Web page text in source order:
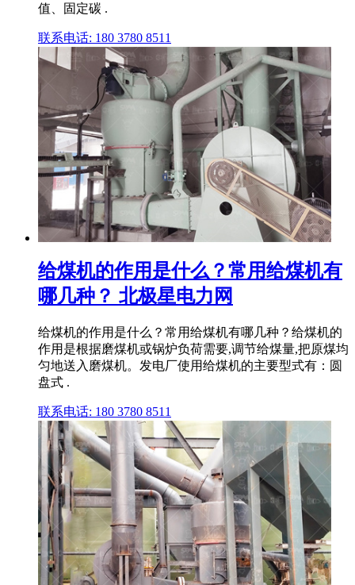
值、固定碳 .
联系电话: 180 3780 8511
给煤机的作用是什么？常用给煤机有
哪几种？ 北极星电力网
给煤机的作用是什么？常用给煤机有哪几种？给煤机的
作用是根据磨煤机或锅炉负荷需要,调节给煤量,把原煤均
匀地送入磨煤机。发电厂使用给煤机的主要型式有：圆
盘式 .
联系电话: 180 3780 8511